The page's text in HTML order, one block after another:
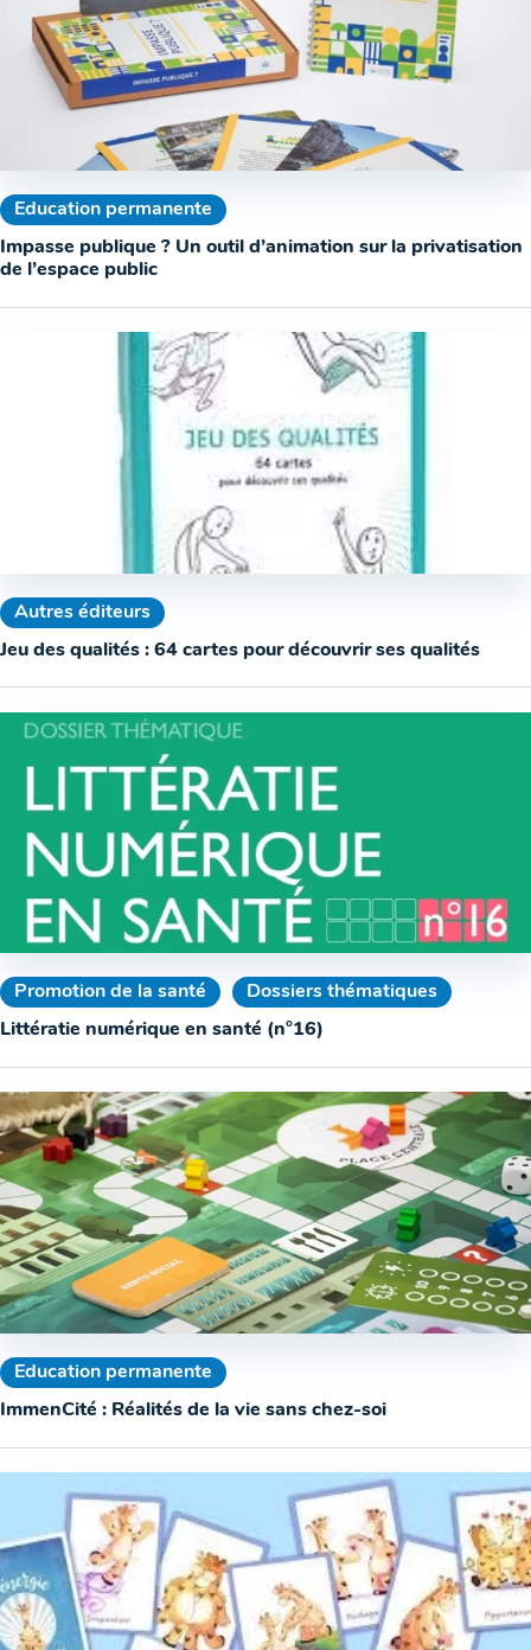
Education permanente
Impasse publique ? Un outil d’animation sur la privatisation
de l’espace public
Autres éditeurs
Jeu des qualités : 64 cartes pour découvrir ses qualités
Promotion de la santé
Dossiers thématiques
Littératie numérique en santé (n°16)
Education permanente
ImmenCité : Réalités de la vie sans chez-soi